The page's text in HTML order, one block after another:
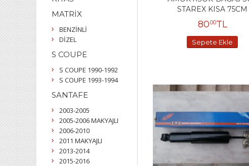
STAREX KISA 75CM
8000TL
Sepete Ekle
MATRİX
BENZİNLİ
DİZEL
S COUPE
S COUPE 1990-1992
S COUPE 1993-1994
SANTAFE
2003-2005
2005-2006 MAKYAJLI
2006-2010
2011 MAKYAJLI
2013-2014
2015-2016